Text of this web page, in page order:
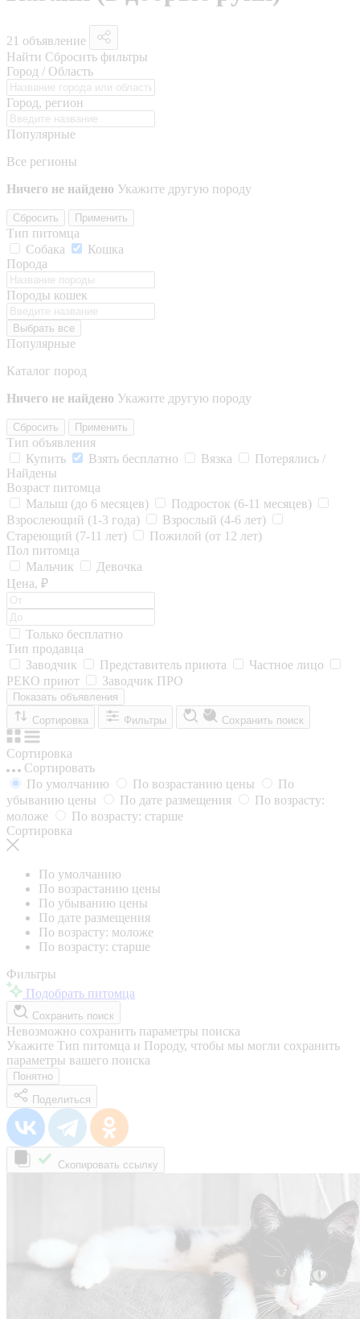
21 объявление
Найти Сбросить фильтры
Город / Область
Город, регион
Популярные
Все регионы
Ничего не найдено Укажите другую породу
Сбросить Применить
Тип питомца
Собака
Кошка
Порода
Породы кошек
Выбрать все
Популярные
Каталог пород
Ничего не найдено Укажите другую породу
Сбросить Применить
Тип объявления
Купить
Взять бесплатно Вязка
Потерялись /
Найдены
Возраст питомца
Малыш (до 6 месяцев)
Подросток (6-11 месяцев)
Взрослеющий (1-3 года)
Взрослый (4-6 лет)
Стареющий (7-11 лет)
Пожилой (от 12 лет)
Пол питомца
Мальчик
Девочка
Цена, ₽
Только бесплатно
Тип продавца
Заводчик
Представитель приюта
Частное лицо
РЕКО приют
Заводчик ПРО
Показать объявления
Сортировка
Фильтры Сохранить поиск
Сортировка
Сортировать
По умолчанию
По возрастанию цены
По
убыванию цены
По дате размещения
По возрасту:
моложе
По возрасту: старше
Сортировка
По умолчанию
По возрастанию цены
По убыванию цены
По дате размещения
По возрасту: моложе
По возрасту: старше
Фильтры
Подобрать питомца
Сохранить поиск
Невозможно сохранить параметры поиска
Укажите Тип питомца и Породу, чтобы мы могли сохранить
параметры вашего поиска
Понятно
Поделиться
Скопировать ссылку